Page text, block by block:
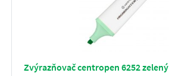
Zvýrazňovač centropen 6252 zelený